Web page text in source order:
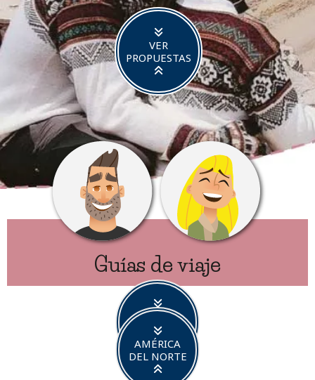
VER
PROPUESTAS
Guías de viaje
GUÍA DE
ÁFRICA
AMÉRICA
DEL NORTE